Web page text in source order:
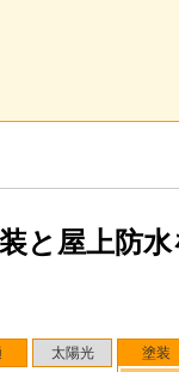
と屋上防
太陽光
塗装